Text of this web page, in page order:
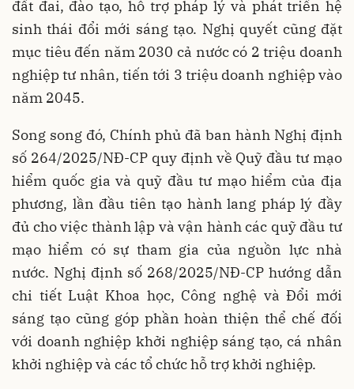
đất đai, đào tạo, hỗ trợ pháp lý và phát triển hệ
sinh thái đổi mới sáng tạo. Nghị quyết cũng đặt
mục tiêu đến năm 2030 cả nước có 2 triệu doanh
nghiệp tư nhân, tiến tới 3 triệu doanh nghiệp vào
năm 2045.
Song song đó, Chính phủ đã ban hành Nghị định
số 264/2025/NĐ-CP quy định về Quỹ đầu tư mạo
hiểm quốc gia và quỹ đầu tư mạo hiểm của địa
phương, lần đầu tiên tạo hành lang pháp lý đầy
đủ cho việc thành lập và vận hành các quỹ đầu tư
mạo hiểm có sự tham gia của nguồn lực nhà
nước. Nghị định số 268/2025/NĐ-CP hướng dẫn
chi tiết Luật Khoa học, Công nghệ và Đổi mới
sáng tạo cũng góp phần hoàn thiện thể chế đối
với doanh nghiệp khởi nghiệp sáng tạo, cá nhân
khởi nghiệp và các tổ chức hỗ trợ khởi nghiệp.